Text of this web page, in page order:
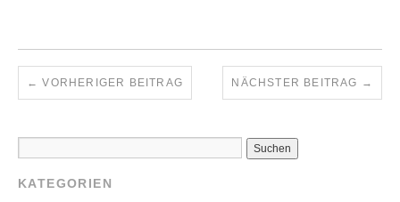
← VORHERIGER BEITRAG NÄCHSTER BEITRAG →
KATEGORIEN